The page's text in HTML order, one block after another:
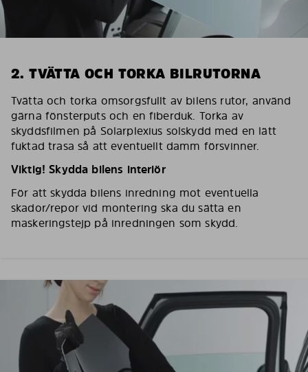
2. TVÄTTA OCH TORKA BILRUTORNA
Tvätta och torka omsorgsfullt av bilens rutor, använd
gärna fönsterputs och en fiberduk. Torka av
skyddsfilmen på Solarplexius solskydd med en lätt
fuktad trasa så att eventuellt damm försvinner.
Viktig! Skydda bilens interiör
För att skydda bilens inredning mot eventuella
skador/repor vid montering ska du sätta en
maskeringstejp på inredningen som skydd.